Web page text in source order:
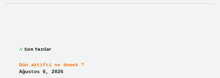
Son Yazılar
Dün aktifti ne demek ?
Ağustos 6, 2026